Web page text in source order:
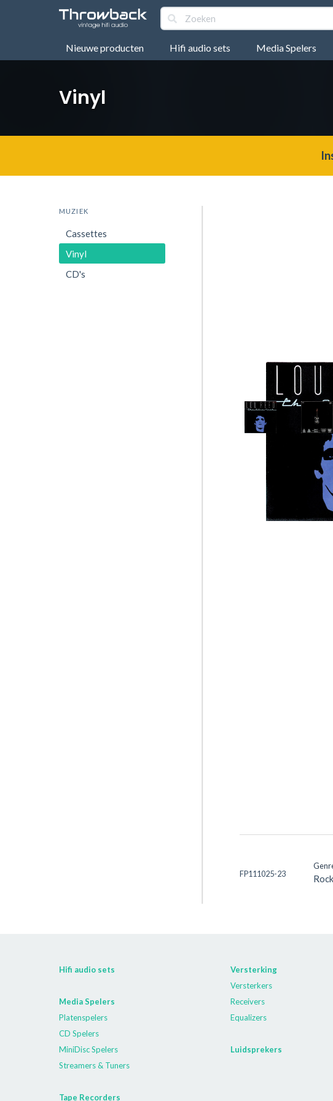
Nieuwe producten Hifi audio sets Media Spelers
Vinyl
MUZIEK
Cassettes
Vinyl
CD's
FP111025-23 Rock
Hifi audio sets
Media Spelers
Platenspelers
CD Spelers
MiniDisc Spelers
Streamers & Tuners
Tape Recorders
Versterking
Versterkers
Receivers
Equalizers
Luidsprekers